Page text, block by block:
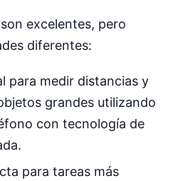
excelentes, pero
diferentes:
para medir distancias y
grandes utilizando
con tecnología de
para tareas más